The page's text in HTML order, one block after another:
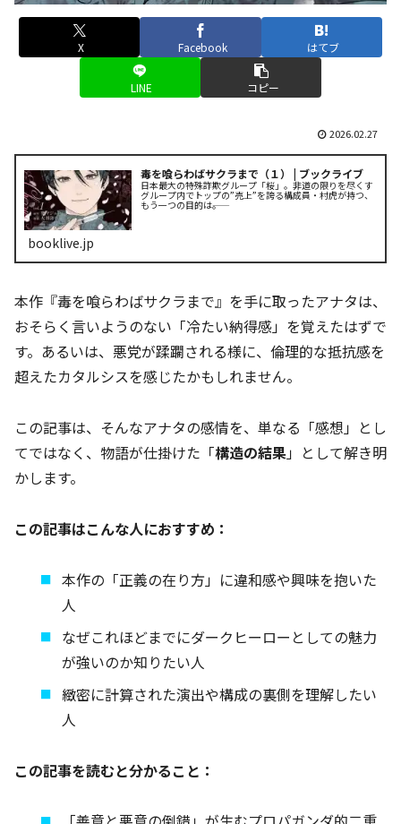
X Facebook はてブ
LINE コピー
2026.02.27
毒を喰らわばサクラまで（１） | ブックライブ
日本最大の特殊詐欺グループ「桜」。非道の限りを尽くす
グループ内でトップの”売上”を誇る構成員・村虎が持つ、
もう一つの目的は――。
booklive.jp
本作『毒を喰らわばサクラまで』を手に取ったアナタは、
おそらく言いようのない「冷たい納得感」を覚えたはずで
す。あるいは、悪党が蹂躙される様に、倫理的な抵抗感を
超えたカタルシスを感じたかもしれません。
この記事は、そんなアナタの感情を、単なる「感想」とし
てではなく、物語が仕掛けた「構造の結果」として解き明
かします。
この記事はこんな人におすすめ：
本作の「正義の在り方」に違和感や興味を抱いた
人
なぜこれほどまでにダークヒーローとしての魅力
が強いのか知りたい人
緻密に計算された演出や構成の裏側を理解したい
人
この記事を読むと分かること：